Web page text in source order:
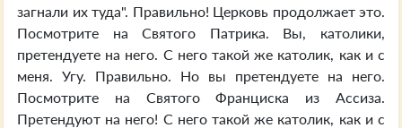
загнали их туда". Правильно! Церковь продолжает это.
Посмотрите на Святого Патрика. Вы, католики,
претендуете на него. С него такой же католик, как и с
меня. Угу. Правильно. Но вы претендуете на него.
Посмотрите на Святого Франциска из Ассиза.
Претендуют на него! С него такой же католик, как и с